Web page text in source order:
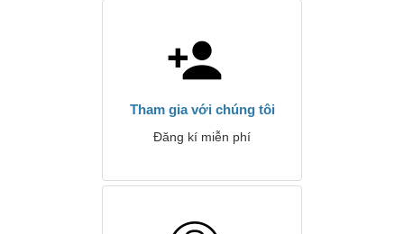
Tham gia với chúng tôi
Đăng kí miễn phí